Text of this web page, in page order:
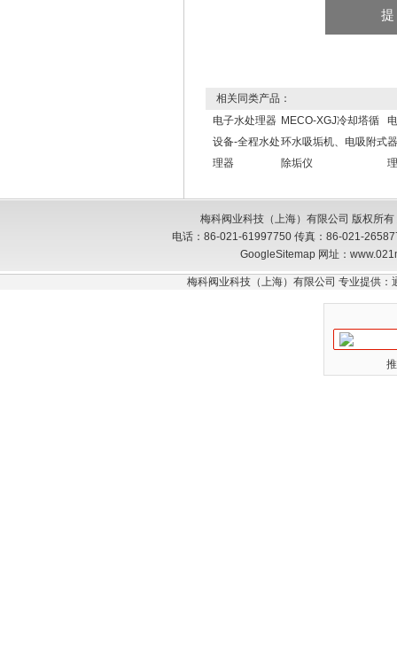
相关同类产品：
电子水处理器
设备-全程水处
理器
MECO-XGJ冷却塔循
环水吸垢机、电吸附式
除垢仪
梅科阀业科技（上海）有限公司 版权所
电话：86-021-61997750 传真：86-021-
GoogleSitemap网址：
梅科阀业科技（上海）有限公司 专业提供